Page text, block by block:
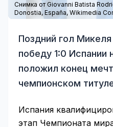
Снимка от Giovanni Batista
Donostia, España, Wikimedia
Поздний гол
победу 1:0 Испании
положил конец
чемпионском
Испания
этап Чемпионата